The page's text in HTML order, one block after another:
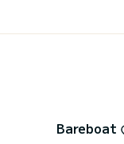
ausgestattet:
anzufordern.
Bareboat